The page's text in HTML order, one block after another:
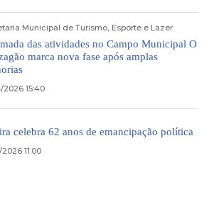
Municipal de Turismo, Esporte e Lazer
das atividades no Campo Municipal O
marca nova fase após amplas
2026 15:40
celebra 62 anos de emancipação política
11:00